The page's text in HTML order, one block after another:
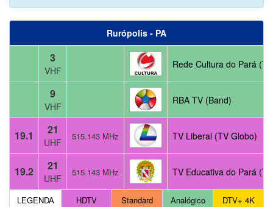
Rurópolis - PA
3
VHF
Rede Cultura do Pará
9
VHF
RBA TV (Band)
19.1 21
UHF
515.143 MHz TV Liberal (TV Globo)
19.2 21
UHF
515.143 MHz TV Educativa do Pará
LEGENDA HDTV Standard Analógico DTV+ 4K